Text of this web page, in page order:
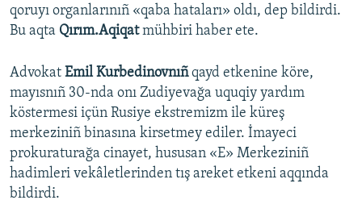
qoruyı organlarınıñ «qaba hataları» oldı, dep bildirdi.
Bu aqta Qırım.Aqiqatmühbiri haber ete.
Advokat Emil Kurbedinovnıñqayd etkenine köre,
mayısnıñ 30-nda onı Zudiyevağa uquqiy yardım
köstermesi içün Rusiye ekstremizm ile küreş
merkeziniñ binasına kirsetmey ediler. İmayeci
prokuraturağa cinayet, hususan «E» Merkeziniñ
hadimleri vekâletlerinden tış areket etkeni aqqında
bildirdi.